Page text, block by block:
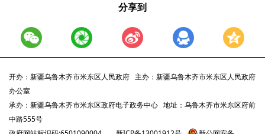
分享到
开办：新疆乌鲁木齐市米东区人民政府 主办：新疆乌鲁木齐市米东区人民政府
办公室
承办：新疆乌鲁木齐市米东区政府电子政务中心 地址：乌鲁木齐市米东区府前
中路555号